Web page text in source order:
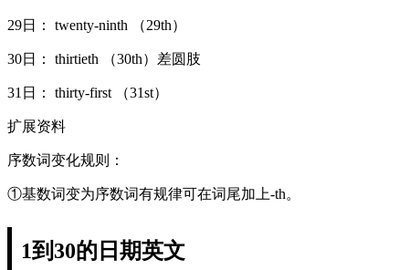
29日： twenty-ninth （29th）
30日： thirtieth （30th）差圆肢
31日： thirty-first （31st）
扩展资料
序数词变化规则：
①基数词变为序数词有规律可在词尾加上-th。
1到30的日期英文